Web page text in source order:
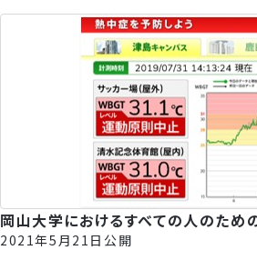
岡山大学におけるすべての人のため
2021年5月21日公開